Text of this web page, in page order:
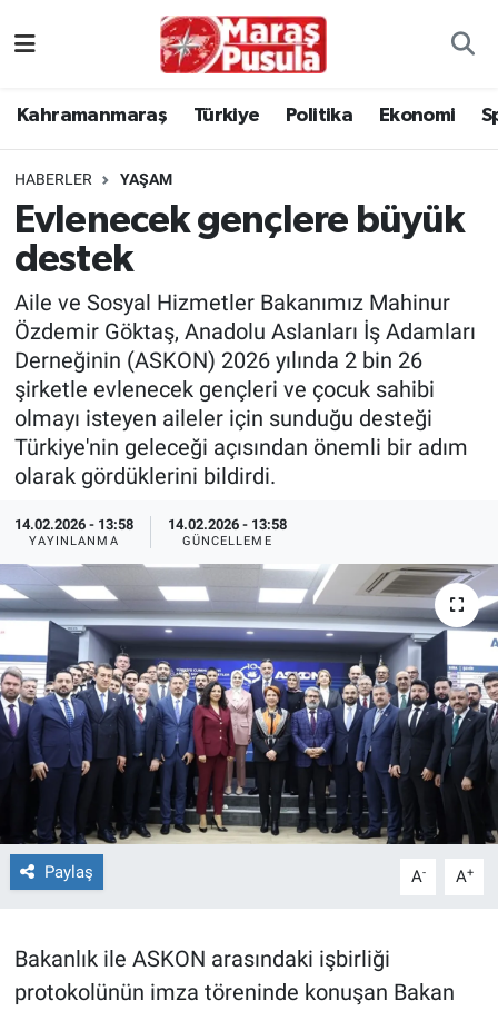
Kahramanmaraş Türkiye Politika Ekonomi
HABERLER YAŞAM
Evlenecek gençlere büyük
destek
Aile ve Sosyal Hizmetler Bakanımız Mahinur
Özdemir Göktaş, Anadolu Aslanları İş Adamları
Derneğinin (ASKON) 2026 yılında 2 bin 26
şirketle evlenecek gençleri ve çocuk sahibi
olmayı isteyen aileler için sunduğu desteği
Türkiye'nin geleceği açısından önemli bir adım
olarak gördüklerini bildirdi.
14.02.2026 - 13:58
YAYINLANMA
14.02.2026 - 13:58
GÜNCELLEME
Paylaş A- A+
Bakanlık ile ASKON arasındaki işbirliği
protokolünün imza töreninde konuşan Bakan
Politika
Ekonomi
Spor
Kültür Sanat
Sağlık
TEKNOLOJİ
Dünya
İlçeler
MAGAZİN
Bilim, Teknoloji
ASAYİŞ
ÇEVRE
EĞİTİM
İstanbul Trafik Yoğunluk Haritası
Süper Lig Puan Durumu ve Fikstür
Tüm Manşetler
Son Dakika Haberleri
Haber Arşivi